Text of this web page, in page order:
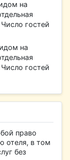
на
гостей
на
гостей
право
отеля, в том
без